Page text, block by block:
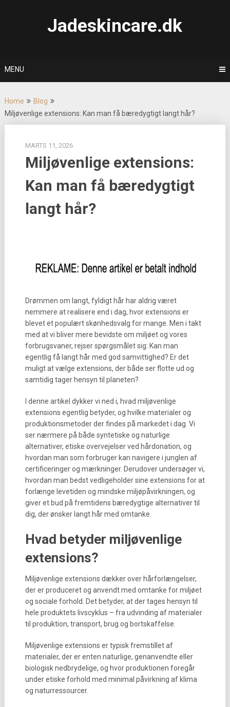
Jadeskincare.dk
MENU
Home
Blog
Miljøvenlige extensions: Kan man få bæredygtigt langt hår?
MARTS 11, 2026
Miljøvenlige extensions:
Kan man få bæredygtigt
langt hår?
Drømmen om langt, fyldigt hår har aldrig været
nemmere at realisere end i dag, hvor extensions er
blevet et populært skønhedsvalg for mange. Men i takt
med at vi bliver mere bevidste om miljøet og vores
forbrugsvaner, rejser spørgsmålet sig: Kan man
egentlig få langt hår med god samvittighed? Er det
muligt at vælge extensions, der både ser flotte ud og
samtidig tager hensyn til planeten?
I denne artikel dykker vi ned i, hvad miljøvenlige
extensions egentlig betyder, og hvilke materialer og
produktionsmetoder der findes på markedet i dag. Vi
ser nærmere på både syntetiske og naturlige
alternativer, etiske overvejelser ved hårdonation, og
hvordan man som forbruger kan navigere i junglen af
certificeringer og mærkninger. Derudover undersøger vi,
hvordan man bedst vedligeholder sine extensions for at
forlænge levetiden og mindske miljøpåvirkningen, og
giver et bud på fremtidens bæredygtige alternativer til
dig, der ønsker langt hår med omtanke.
Hvad betyder miljøvenlige
extensions?
Miljøvenlige extensions dækker over hårforlængelser,
der er produceret og anvendt med omtanke for miljøet
og sociale forhold. Det betyder, at der tages hensyn til
hele produktets livscyklus – fra udvinding af materialer
til produktion, transport, brug og bortskaffelse.
Miljøvenlige extensions er typisk fremstillet af
materialer, der er enten naturlige, genanvendte eller
biologisk nedbrydelige, og hvor produktionen foregår
under etiske forhold med minimal påvirkning af klima
og naturressourcer.